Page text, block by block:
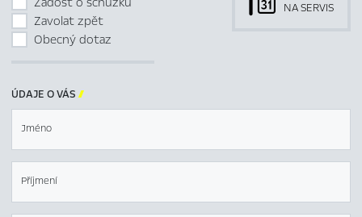
Zavolat zpět
Obecný dotaz
NA SERVIS
ÚDAJE O VÁS 
Jméno
Příjmení